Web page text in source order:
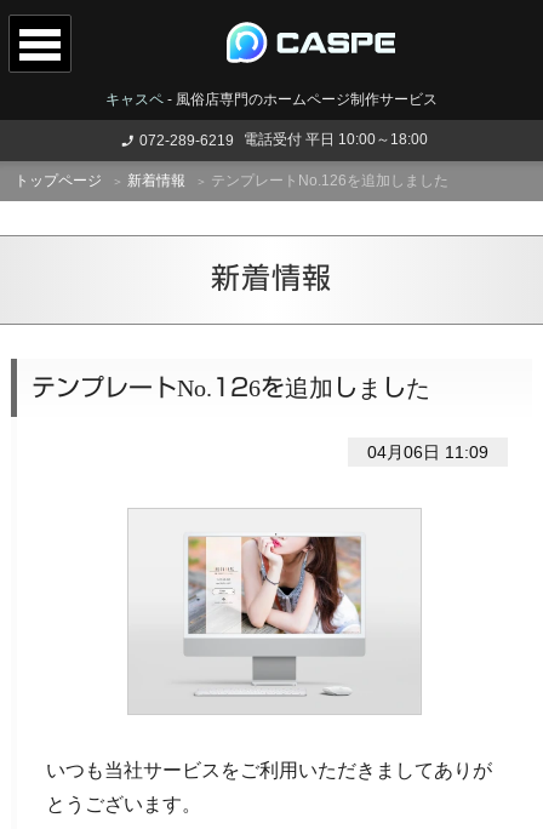
キャスペ - 風俗店専門のホームページ制作サービス
072-289-6219 電話受付 平日 10:00～18:00
トップページ 新着情報 テンプレートNo.126を追加しました
新着情報
テンプレートNo.126を追加しました
04月06日 11:09
いつも当社サービスをご利用いただきましてありが
とうございます。